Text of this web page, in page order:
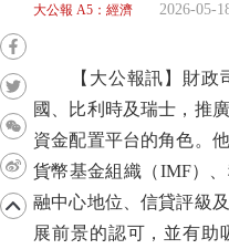
大公報 A5：經濟 2026-05-
【大公報訊】財政
國、比利時及瑞士，推
資金配置平台的角色。
貨幣基金組織（IMF）
融中心地位、信貸評級
展前景的認可，並有助